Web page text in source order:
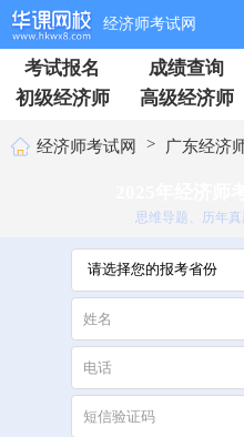
经济师考试网
考试报名 成绩查询
初级经济师
高级经济师
经济师考试网 > 广东经济
思维导题、历年